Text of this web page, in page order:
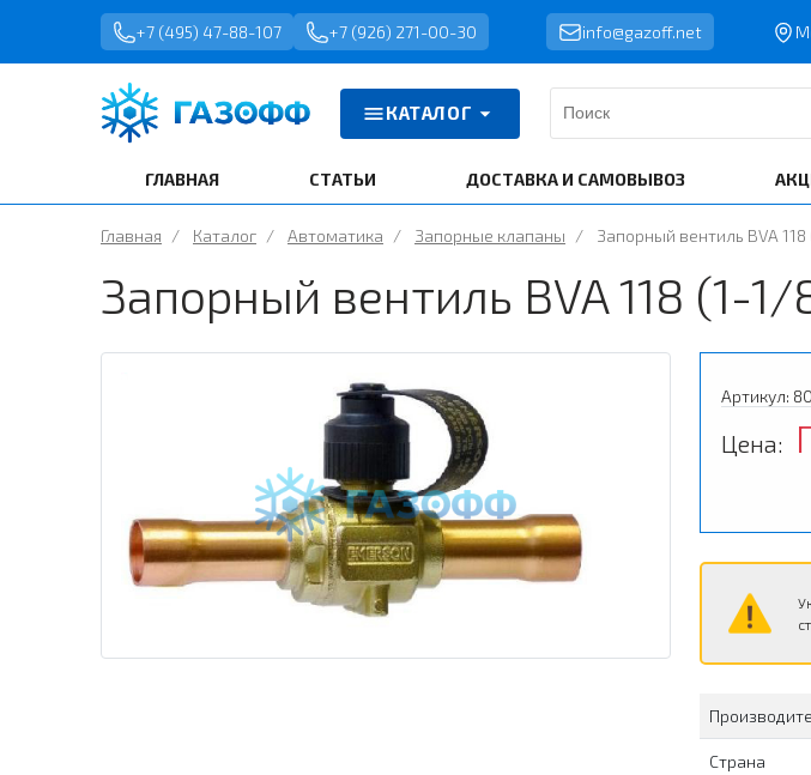
+7 (495) 47-88-107 +7 (926) 271-00-30 info@gazoff.net
КАТАЛОГ
ГЛАВНАЯ СТАТЬИ ДОСТАВКА И САМОВЫВОЗ
Главная / Каталог / Автоматика / Запорные клапаны / Запорный вентиль BVA
Запорный вентиль BVA 118 (1-
Артикул:
Цена:
Страна